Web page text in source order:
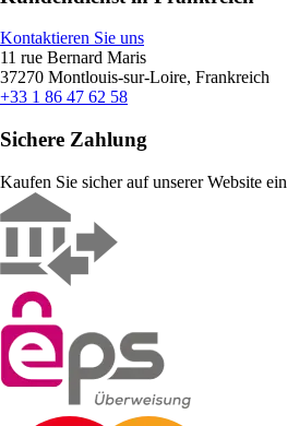
Kontaktieren Sie uns
11 rue Bernard Maris
37270 Montlouis-sur-Loire, Frankreich
+33 1 86 47 62 58
Sichere Zahlung
Kaufen Sie sicher auf unserer Website ein